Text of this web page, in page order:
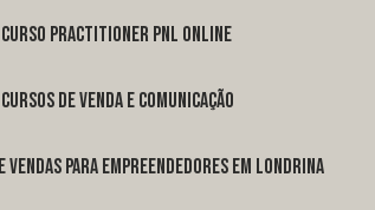
curso practitioner pnl online
cursos de venda e comunicação
vendas para empreendedores em Londrina